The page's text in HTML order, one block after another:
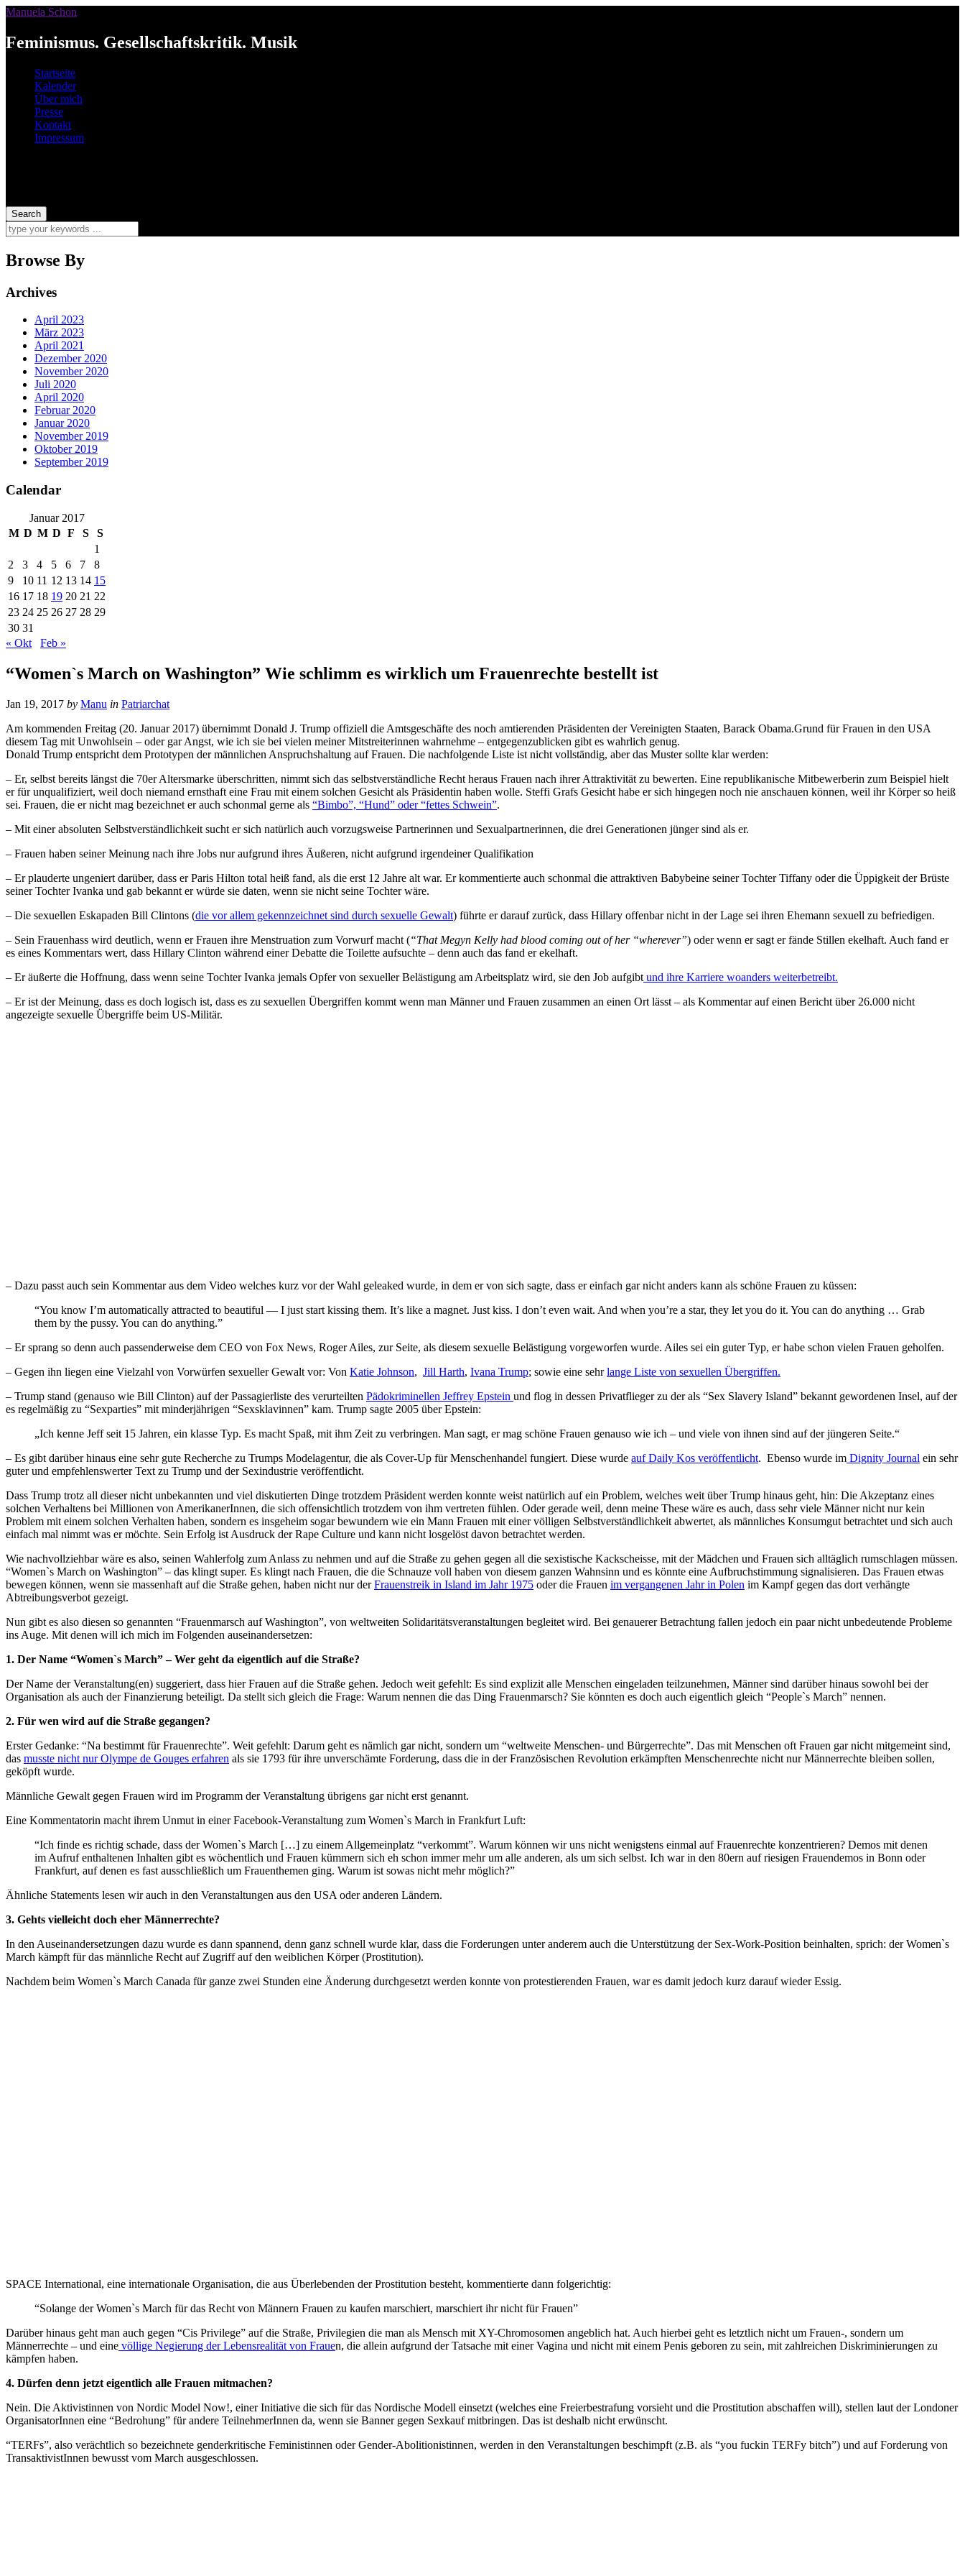
Manuela Schon
Feminismus. Gesellschaftskritik. Musik
Startseite
Kalender
Über mich
Presse
Kontakt
Impressum
Browse By
Archives
April 2023
März 2023
April 2021
Dezember 2020
November 2020
Juli 2020
April 2020
Februar 2020
Januar 2020
November 2019
Oktober 2019
September 2019
Calendar
Januar 2017
M D M D F S
S
1
2
3 4 5 6 7
8
9
10 11 12 13 14 15
16 17 18 19 20 21 22
23 24 25 26 27 28 29
30 31
« Okt
Feb »
“Women`s March on Washington” Wie schlimm es wirklich um Frauenrechte bestellt ist
Jan 19, 2017 by Manu in Patriarchat
Am kommenden Freitag (20. Januar 2017) übernimmt Donald J. Trump offiziell die Amtsgeschäfte des noch amtierenden Präsidenten der Vereinigten Staaten, Barack Obama.Grund für Frauen in den USA
diesem Tag mit Unwohlsein – oder gar Angst, wie ich sie bei vielen meiner Mitstreiterinnen wahrnehme – entgegenzublicken gibt es wahrlich genug.
Donald Trump entspricht dem Prototypen der männlichen Anspruchshaltung auf Frauen. Die nachfolgende Liste ist nicht vollständig, aber das Muster sollte klar werden:
– Er, selbst bereits längst die 70er Altersmarke überschritten, nimmt sich das selbstverständliche Recht heraus Frauen nach ihrer Attraktivität zu bewerten. Eine republikanische Mitbewerberin zum Beispiel hielt
er für unqualifiziert, weil doch niemand ernsthaft eine Frau mit einem solchen Gesicht als Präsidentin haben wolle. Steffi Grafs Gesicht habe er sich hingegen noch nie anschauen können, weil ihr Körper so heiß
sei. Frauen, die er nicht mag bezeichnet er auch schonmal gerne als “Bimbo”, “Hund” oder “fettes Schwein”.
– Mit einer absoluten Selbstverständlichkeit sucht er sich natürlich auch vorzugsweise Partnerinnen und Sexualpartnerinnen, die drei Generationen jünger sind als er.
– Frauen haben seiner Meinung nach ihre Jobs nur aufgrund ihres Äußeren, nicht aufgrund irgendeiner Qualifikation
– Er plauderte ungeniert darüber, dass er Paris Hilton total heiß fand, als die erst 12 Jahre alt war. Er kommentierte auch schonmal die attraktiven Babybeine seiner Tochter Tiffany oder die Üppigkeit der Brüste
seiner Tochter Ivanka und gab bekannt er würde sie daten, wenn sie nicht seine Tochter wäre.
– Die sexuellen Eskapaden Bill Clintons (die vor allem gekennzeichnet sind durch sexuelle Gewalt) führte er darauf zurück, dass Hillary offenbar nicht in der Lage sei ihren Ehemann sexuell zu befriedigen.
– Sein Frauenhass wird deutlich, wenn er Frauen ihre Menstruation zum Vorwurf macht (“That Megyn Kelly had blood coming out of her “wherever”) oder wenn er sagt er fände Stillen ekelhaft. Auch fand er
es eines Kommentars wert, dass Hillary Clinton während einer Debatte die Toilette aufsuchte – denn auch das fand er ekelhaft.
– Er äußerte die Hoffnung, dass wenn seine Tochter Ivanka jemals Opfer von sexueller Belästigung am Arbeitsplatz wird, sie den Job aufgibt und ihre Karriere woanders weiterbetreibt.
– Er ist der Meinung, dass es doch logisch ist, dass es zu sexuellen Übergriffen kommt wenn man Männer und Frauen zusammen an einen Ort lässt – als Kommentar auf einen Bericht über 26.000 nicht
angezeigte sexuelle Übergriffe beim US-Militär.
– Dazu passt auch sein Kommentar aus dem Video welches kurz vor der Wahl geleaked wurde, in dem er von sich sagte, dass er einfach gar nicht anders kann als schöne Frauen zu küssen:
“You know I’m automatically attracted to beautiful — I just start kissing them. It’s like a magnet. Just kiss. I don’t even wait. And when you’re a star, they let you do it. You can do anything … Grab
them by the pussy. You can do anything.”
– Er sprang so denn auch passenderweise dem CEO von Fox News, Roger Ailes, zur Seite, als diesem sexuelle Belästigung vorgeworfen wurde. Ailes sei ein guter Typ, er habe schon vielen Frauen geholfen.
– Gegen ihn liegen eine Vielzahl von Vorwürfen sexueller Gewalt vor: Von Katie Johnson, Jill Harth, Ivana Trump; sowie eine sehrlange Liste von sexuellen Übergriffen.
– Trump stand (genauso wie Bill Clinton) auf der Passagierliste des verurteilten Pädokriminellen Jeffrey Epstein und flog in dessen Privatflieger zu der als “Sex Slavery Island” bekannt gewordenen Insel, auf der
es regelmäßig zu “Sexparties” mit minderjährigen “Sexsklavinnen” kam. Trump sagte 2005 über Epstein:
„Ich kenne Jeff seit 15 Jahren, ein klasse Typ. Es macht Spaß, mit ihm Zeit zu verbringen. Man sagt, er mag schöne Frauen genauso wie ich – und viele von ihnen sind auf der jüngeren Seite.“
– Es gibt darüber hinaus eine sehr gute Recherche zu Trumps Modelagentur, die als Cover-Up für Menschenhandel fungiert. Diese wurde auf Daily Kos veröffentlicht. Ebenso wurde im Dignity Journal ein sehr
guter und empfehlenswerter Text zu Trump und der Sexindustrie veröffentlicht.
Dass Trump trotz all dieser nicht unbekannten und viel diskutierten Dinge trotzdem Präsident werden konnte weist natürlich auf ein Problem, welches weit über Trump hinaus geht, hin: Die Akzeptanz eines
solchen Verhaltens bei Millionen von AmerikanerInnen, die sich offensichtlich trotzdem von ihm vertreten fühlen. Oder gerade weil, denn meine These wäre es auch, dass sehr viele Männer nicht nur kein
Problem mit einem solchen Verhalten haben, sondern es insgeheim sogar bewundern wie ein Mann Frauen mit einer völligen Selbstverständlichkeit abwertet, als männliches Konsumgut betrachtet und sich auch
einfach mal nimmt was er möchte. Sein Erfolg ist Ausdruck der Rape Culture und kann nicht losgelöst davon betrachtet werden.
Wie nachvollziehbar wäre es also, seinen Wahlerfolg zum Anlass zu nehmen und auf die Straße zu gehen gegen all die sexistische Kackscheisse, mit der Mädchen und Frauen sich alltäglich rumschlagen müssen.
“Women`s March on Washington” – das klingt super. Es klingt nach Frauen, die die Schnauze voll haben von diesem ganzen Wahnsinn und es könnte eine Aufbruchstimmung signalisieren. Das Frauen etwas
bewegen können, wenn sie massenhaft auf die Straße gehen, haben nicht nur derFrauenstreik in Island im Jahr 1975 oder die Frauen im vergangenen Jahr in Polen im Kampf gegen das dort verhängte
Abtreibungsverbot gezeigt.
Nun gibt es also diesen so genannten “Frauenmarsch auf Washington”, von weltweiten Solidaritätsveranstaltungen begleitet wird. Bei genauerer Betrachtung fallen jedoch ein paar nicht unbedeutende Probleme
ins Auge. Mit denen will ich mich im Folgenden auseinandersetzen:
1. Der Name “Women`s March” – Wer geht da eigentlich auf die Straße?
Der Name der Veranstaltung(en) suggeriert, dass hier Frauen auf die Straße gehen. Jedoch weit gefehlt: Es sind explizit alle Menschen eingeladen teilzunehmen, Männer sind darüber hinaus sowohl bei der
Organisation als auch der Finanzierung beteiligt. Da stellt sich gleich die Frage: Warum nennen die das Ding Frauenmarsch? Sie könnten es doch auch eigentlich gleich “People`s March” nennen.
2. Für wen wird auf die Straße gegangen?
Erster Gedanke: “Na bestimmt für Frauenrechte”. Weit gefehlt: Darum geht es nämlich gar nicht, sondern um “weltweite Menschen- und Bürgerrechte”. Das mit Menschen oft Frauen gar nicht mitgemeint sind,
das musste nicht nur Olympe de Gouges erfahren als sie 1793 für ihre unverschämte Forderung, dass die in der Französischen Revolution erkämpften Menschenrechte nicht nur Männerrechte bleiben sollen,
geköpft wurde.
Männliche Gewalt gegen Frauen wird im Programm der Veranstaltung übrigens gar nicht erst genannt.
Eine Kommentatorin macht ihrem Unmut in einer Facebook-Veranstaltung zum Women`s March in Frankfurt Luft:
“Ich finde es richtig schade, dass der Women`s March […] zu einem Allgemeinplatz “verkommt”. Warum können wir uns nicht wenigstens einmal auf Frauenrechte konzentrieren? Demos mit denen
im Aufruf enthaltenen Inhalten gibt es wöchentlich und Frauen kümmern sich eh schon immer mehr um alle anderen, als um sich selbst. Ich war in den 80ern auf riesigen Frauendemos in Bonn oder
Frankfurt, auf denen es fast ausschließlich um Frauenthemen ging. Warum ist sowas nicht mehr möglich?”
Ähnliche Statements lesen wir auch in den Veranstaltungen aus den USA oder anderen Ländern.
3. Gehts vielleicht doch eher Männerrechte?
In den Auseinandersetzungen dazu wurde es dann spannend, denn ganz schnell wurde klar, dass die Forderungen unter anderem auch die Unterstützung der Sex-Work-Position beinhalten, sprich: der Women`s
March kämpft für das männliche Recht auf Zugriff auf den weiblichen Körper (Prostitution).
Nachdem beim Women`s March Canada für ganze zwei Stunden eine Änderung durchgesetzt werden konnte von protestierenden Frauen, war es damit jedoch kurz darauf wieder Essig.
SPACE International, eine internationale Organisation, die aus Überlebenden der Prostitution besteht, kommentierte dann folgerichtig:
“Solange der Women`s March für das Recht von Männern Frauen zu kaufen marschiert, marschiert ihr nicht für Frauen”
Darüber hinaus geht man auch gegen “Cis Privilege” auf die Straße, Privilegien die man als Mensch mit XY-Chromosomen angeblich hat. Auch hierbei geht es letztlich nicht um Frauen-, sondern um
Männerrechte – und eine völlige Negierung der Lebensrealität von Frauen, die allein aufgrund der Tatsache mit einer Vagina und nicht mit einem Penis geboren zu sein, mit zahlreichen Diskriminierungen zu
kämpfen haben.
4. Dürfen denn jetzt eigentlich alle Frauen mitmachen?
Nein. Die Aktivistinnen von Nordic Model Now!, einer Initiative die sich für das Nordische Modell einsetzt (welches eine Freierbestrafung vorsieht und die Prostitution abschaffen will), stellen laut der Londoner
OrganisatorInnen eine “Bedrohung” für andere TeilnehmerInnen da, wenn sie Banner gegen Sexkauf mitbringen. Das ist deshalb nicht erwünscht.
“TERFs”, also verächtlich so bezeichnete genderkritische Feministinnen oder Gender-Abolitionistinnen, werden in den Veranstaltungen beschimpft (z.B. als “you fuckin TERFy bitch”) und auf Forderung von
TransaktivistInnen bewusst vom March ausgeschlossen.